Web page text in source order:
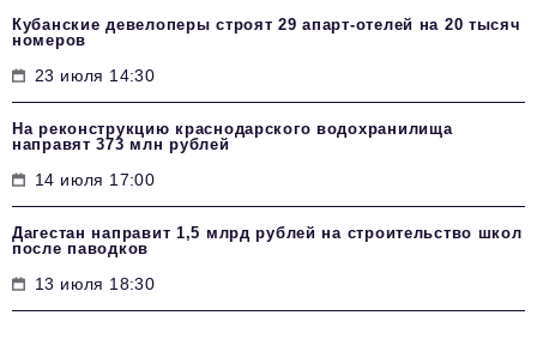
Кубанские девелоперы строят 29 апарт-отелей на 20 тысяч
номеров
23 июля 14:30
На реконструкцию краснодарского водохранилища
направят 373 млн рублей
14 июля 17:00
Дагестан направит 1,5 млрд рублей на строительство школ
после паводков
13 июля 18:30